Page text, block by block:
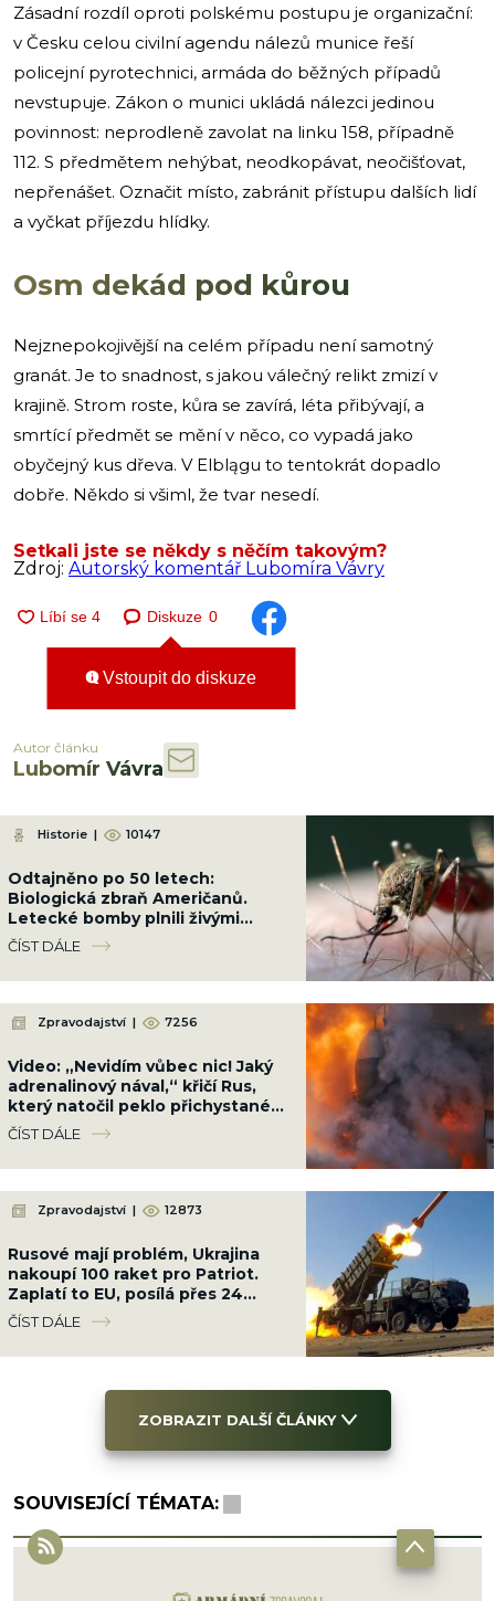
Zásadní rozdíl oproti polskému postupu je organizační:
v Česku celou civilní agendu nálezů munice řeší
policejní pyrotechnici, armáda do běžných případů
nevstupuje. Zákon o munici ukládá nálezci jedinou
povinnost: neprodleně zavolat na linku 158, případně
112. S předmětem nehýbat, neodkopávat, neočišťovat,
nepřenášet. Označit místo, zabránit přístupu dalších lidí
a vyčkat příjezdu hlídky.
Osm dekád pod kůrou
Nejznepokojivější na celém případu není samotný
granát. Je to snadnost, s jakou válečný relikt zmizí v
krajině. Strom roste, kůra se zavírá, léta přibývají, a
smrtící předmět se mění v něco, co vypadá jako
obyčejný kus dřeva. V Elblągu to tentokrát dopadlo
dobře. Někdo si všiml, že tvar nesedí.
Setkali jste se někdy s něčím takovým?
Zdroj: Autorský komentář Lubomíra Vávry
Diskuze 0
Vstoupit do diskuze
Autor článku
Lubomír Vávra
Historie | 10147
Odtajněno po 50 letech:
Biologická zbraň Američanů.
Letecké bomby plnili živými
komáry a shazovali je na
obydlené čtvrti
ČÍST DÁLE
Zpravodajství | 7256
Video: „Nevidím vůbec nic! Jaký
adrenalinový nával,“ křičí Rus,
který natočil peklo přichystané
Ukrajinci cestou na Krym
ČÍST DÁLE
Zpravodajství | 12873
Rusové mají problém, Ukrajina
nakoupí 100 raket pro Patriot.
Zaplatí to EU, posílá přes 24
miliard Kč
ČÍST DÁLE
ZOBRAZIT DALŠÍ ČLÁNKY
SOUVISEJÍCÍ TÉMATA: